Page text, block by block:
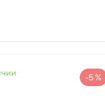
-5 %